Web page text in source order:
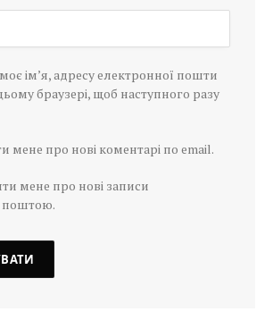
ім’я, адресу електронної пошти
браузері, щоб наступного разу
мене про нові коментарі по email.
мене про нові записи
поштою.